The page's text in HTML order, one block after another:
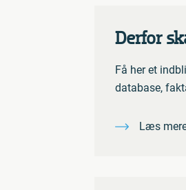
Derfor
Få her et
database,
Læs